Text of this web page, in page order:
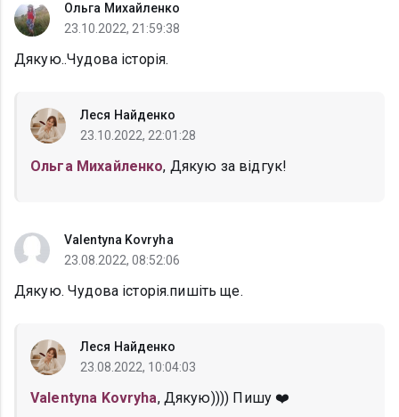
Ольга Михайленко
23.10.2022, 21:59:38
Дякую..Чудова історія.
Леся Найденко
23.10.2022, 22:01:28
Ольга Михайленко, Дякую за відгук!
Valentyna Kovryha
23.08.2022, 08:52:06
Дякую. Чудова історія.пишіть ще.
Леся Найденко
23.08.2022, 10:04:03
Valentyna Kovryha, Дякую)))) Пишу ❤️